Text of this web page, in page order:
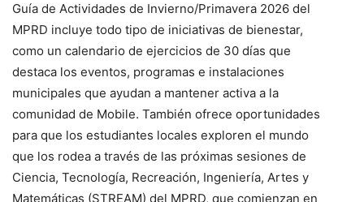
Guía de Actividades de Invierno/Primavera 2026 del
MPRD incluye todo tipo de iniciativas de bienestar,
como un calendario de ejercicios de 30 días que
destaca los eventos, programas e instalaciones
municipales que ayudan a mantener activa a la
comunidad de Mobile. También ofrece oportunidades
para que los estudiantes locales exploren el mundo
que los rodea a través de las próximas sesiones de
Ciencia, Tecnología, Recreación, Ingeniería, Artes y
Matemáticas (STREAM) del MPRD, que comienzan en